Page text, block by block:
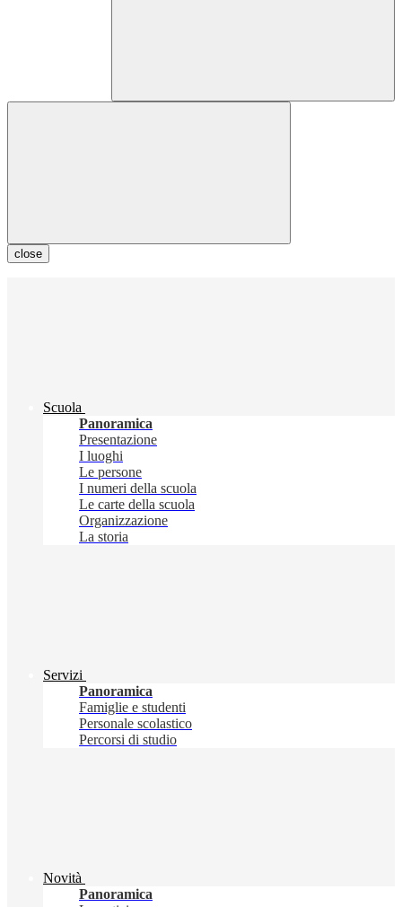
close
Scuola
Panoramica
Presentazione
I luoghi
Le persone
I numeri della scuola
Le carte della scuola
Organizzazione
La storia
Servizi
Panoramica
Famiglie e studenti
Personale scolastico
Percorsi di studio
Novità
Panoramica